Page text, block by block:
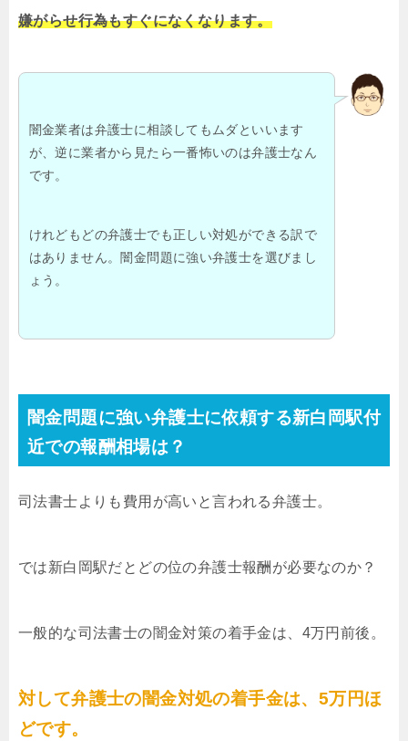
嫌がらせ行為もすぐになくなります。
闇金業者は弁護士に相談してもムダといいます
が、逆に業者から見たら一番怖いのは弁護士なん
です。
けれどもどの弁護士でも正しい対処ができる訳で
はありません。闇金問題に強い弁護士を選びまし
ょう。
闇金問題に強い弁護士に依頼する新白岡駅付
近での報酬相場は？
司法書士よりも費用が高いと言われる弁護士。
では新白岡駅だとどの位の弁護士報酬が必要なのか？
一般的な司法書士の闇金対策の着手金は、4万円前後。
対して弁護士の闇金対処の着手金は、5万円ほ
どです。